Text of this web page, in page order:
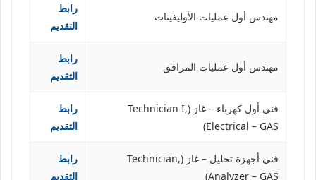
مهندس أول عمليات الأوليفينات
رابط
التقديم
مهندس أول عمليات المرافق
رابط
التقديم
فني أول كهرباء – غاز (Technician I,
Electrical – GAS)
رابط
التقديم
فني أجهزة تحليل – غاز (Technician,
Analyzer – GAS)
رابط
التقديم